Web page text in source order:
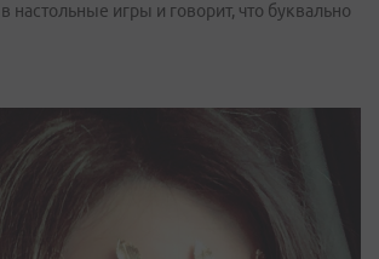
настольные игры и говорит, что буквально